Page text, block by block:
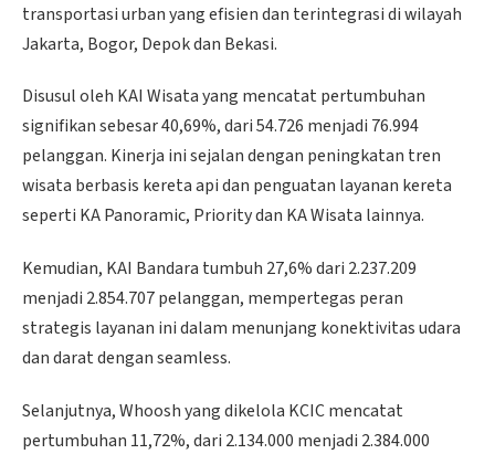
transportasi urban yang efisien dan terintegrasi di wilayah
Jakarta, Bogor, Depok dan Bekasi.
Disusul oleh KAI Wisata yang mencatat pertumbuhan
signifikan sebesar 40,69%, dari 54.726 menjadi 76.994
pelanggan. Kinerja ini sejalan dengan peningkatan tren
wisata berbasis kereta api dan penguatan layanan kereta
seperti KA Panoramic, Priority dan KA Wisata lainnya.
Kemudian, KAI Bandara tumbuh 27,6% dari 2.237.209
menjadi 2.854.707 pelanggan, mempertegas peran
strategis layanan ini dalam menunjang konektivitas udara
dan darat dengan seamless.
Selanjutnya, Whoosh yang dikelola KCIC mencatat
pertumbuhan 11,72%, dari 2.134.000 menjadi 2.384.000